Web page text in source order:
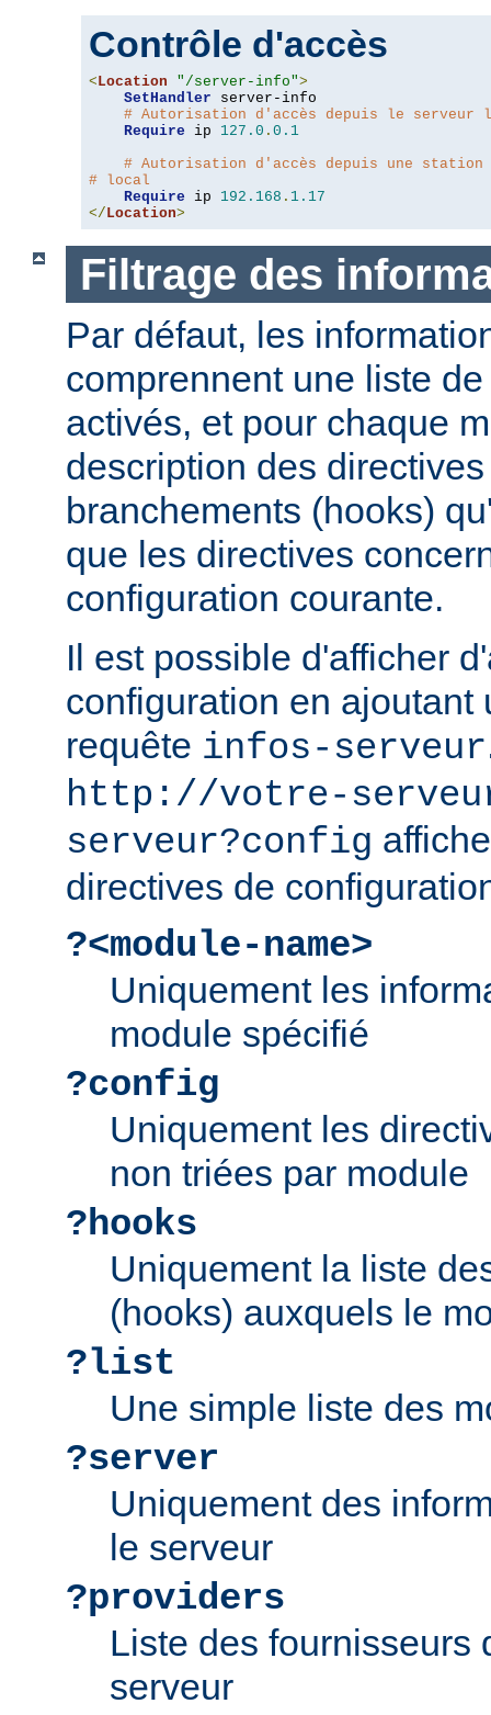
Contrôle d'accès
< Location "/server-info">
SetHandler server-info
# Autorisation d'accès depuis le serveur
Require ip 127.0 . 0.1
# Autorisation d'accès depuis une
# local
Require ip 192.168 . 1.17
</ Location>
Filtrage des
Par défaut, les
comprennent une liste
activés, et pour chaque
description des
branchements (hooks)
que les directives
configuration courante.
Il est possible d'afficher
configuration en ajoutant
requête infos-serveur
http://votre-
serveur?config
directives de
?<module-name>
Uniquement les
module spécifié
?config
Uniquement les
non triées par module
?hooks
Uniquement la liste
(hooks) auxquels le
?list
Une simple liste des
?server
Uniquement des
le serveur
?providers
Liste des fournisseurs
serveur